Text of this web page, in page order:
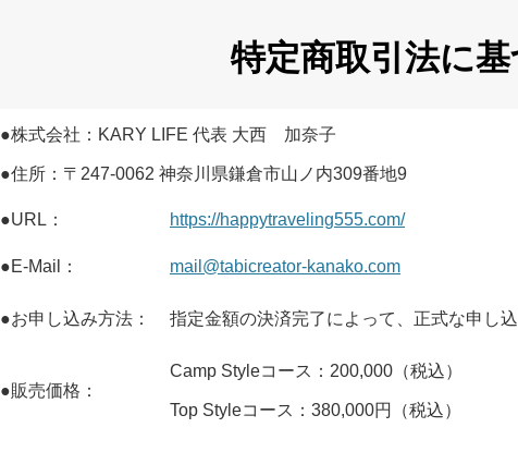
特定商取引法に
●株式会社：KARY LIFE 代表 大西 加奈子
●住所：〒247-0062 神奈川県鎌倉市山ノ内309番地9
●URL： https://happytraveling555.com/
●E-Mail： mail@tabicreator-kanako.com
●お申し込み方法： 指定金額の決済完了によって、正式な申し
●販売価格：
Camp Styleコース：200,000（税込）
Top Styleコース：380,000円（税込）